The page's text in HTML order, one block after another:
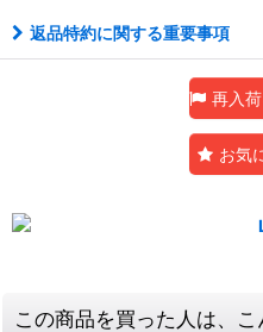
返品特約に関する重要事項
再入
お気
この商品を買った人は、